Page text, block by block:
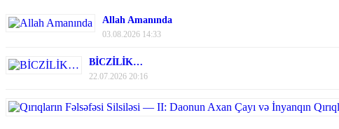
Allah Amanında
03.08.2026 14:33
BİCZİLİK…
22.07.2026 20:16